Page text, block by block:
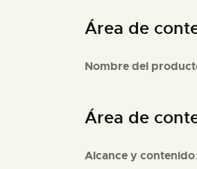
Área de
Nombre del
Área de
Alcance y contenido